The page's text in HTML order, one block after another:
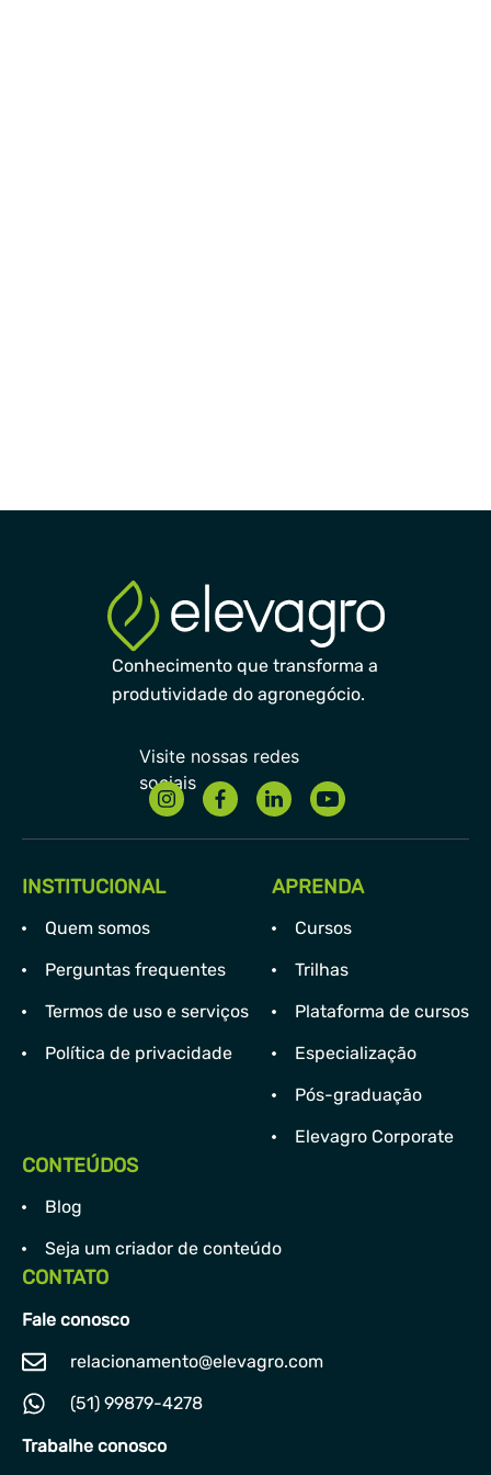
Conhecimento que transforma a
produtividade do agronegócio.
INSTITUCIONAL
Quem somos
Perguntas frequentes
Termos de uso e serviços
Política de privacidade
APRENDA
Cursos
Trilhas
Plataforma de cursos
Especialização
Pós-graduação
Elevagro Corporate
CONTEÚDOS
Blog
Seja um criador de conteúdo
CONTATO
Fale conosco
relacionamento@elevagro.com
(51) 99879-4278
Trabalhe conosco